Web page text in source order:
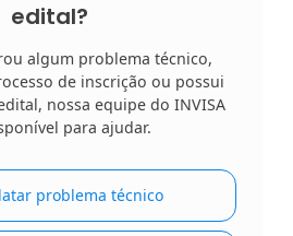
edital?
algum problema técnico,
de inscrição ou possui
nossa equipe do INVISA
para ajudar.
problema técnico